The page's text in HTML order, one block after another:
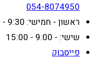
054-8074950
ראשון - חמישי: 9:30 - 20:00
שישי: - 9:00 - 15:00
פייסבוק